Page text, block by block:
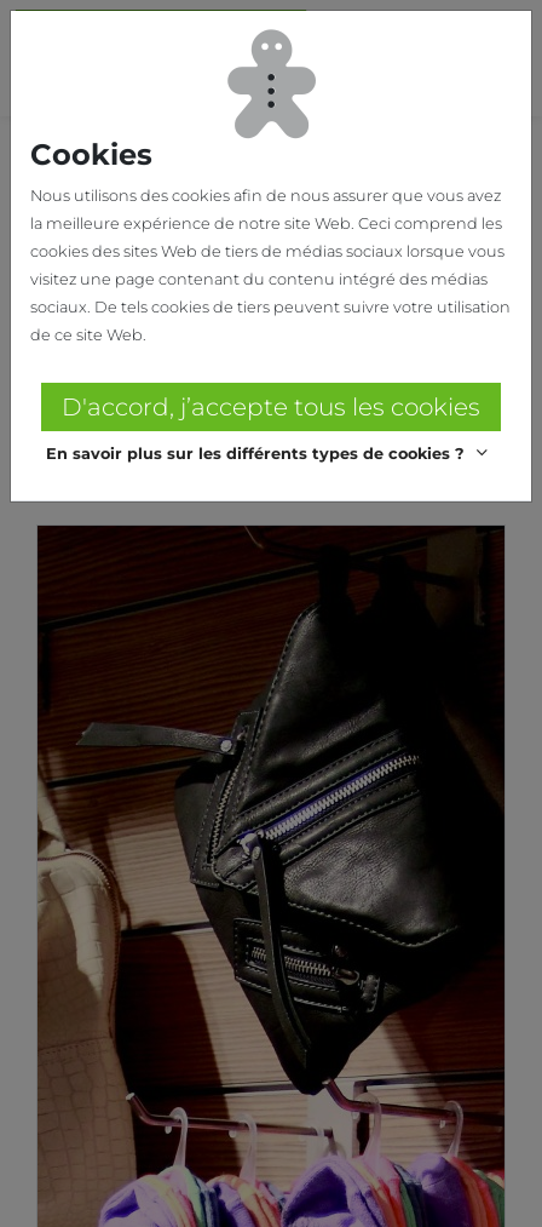
Home Nos réalisations TORFS
TORFS
TORFS
nisi erat porttitor ligula, eget lacinia
odio sem nec elit. Donec sed odio dui.
Cookies
Nous utilisons des cookies afin de nous assurer que vous avez
la meilleure expérience de notre site Web. Ceci comprend les
cookies des sites Web de tiers de médias sociaux lorsque vous
visitez une page contenant du contenu intégré des médias
sociaux. De tels cookies de tiers peuvent suivre votre utilisation
de ce site Web.
D'accord, j’accepte tous les cookies
En savoir plus sur les différents types de cookies ?